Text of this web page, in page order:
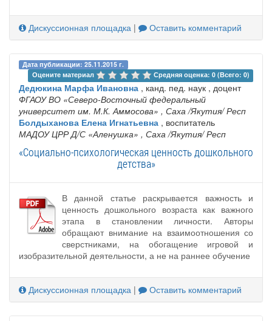
Дискуссионная площадка | Оставить комментарий
Дата публикации: 25.11.2015 г.
Оцените материал
Средняя оценка: 0 (Всего: 0)
Дедюкина Марфа Ивановна , канд. пед. наук , доцент
ФГАОУ ВО «Северо-Восточный федеральный
университет им. М.К. Аммосова» , Саха /Якутия/ Респ
Болдыханова Елена Игнатьевна , воспитатель
МАДОУ ЦРР Д/С «Аленушка» , Саха /Якутия/ Респ
«Социально-психологическая ценность дошкольного
детства»
В данной статье раскрывается важность и
ценность дошкольного возраста как важного
этапа в становлении личности. Авторы
обращают внимание на взаимоотношения со
сверстниками, на обогащение игровой и
изобразительной деятельности, а не на раннее обучение
Дискуссионная площадка | Оставить комментарий